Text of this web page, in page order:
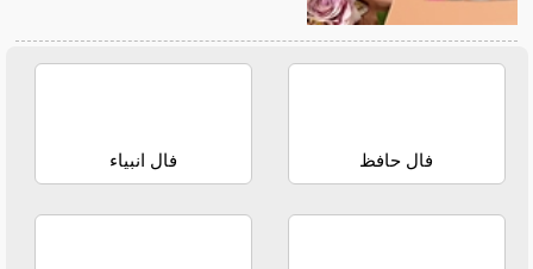
فال حافظ فال انبیاء